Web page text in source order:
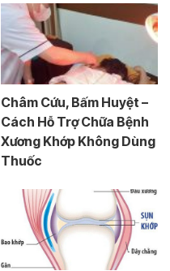
Châm Cứu, Bấm Huyệt –
Cách Hỗ Trợ Chữa Bệnh
Xương Khớp Không Dùng
Thuốc